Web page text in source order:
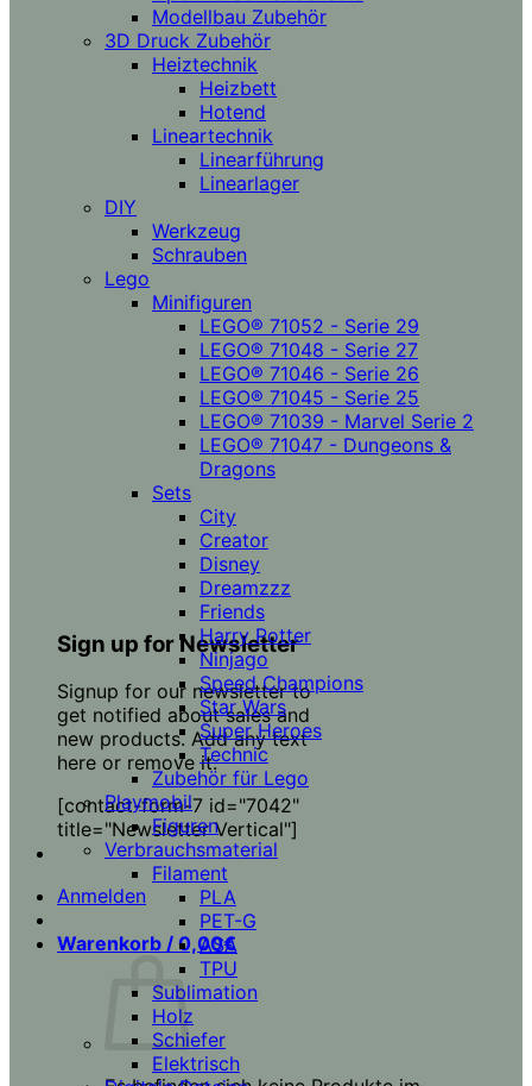
Sign up for Newsletter
Signup for our newsletter to
get notified about sales and
new products. Add any text
here or remove it.
[contact-form-7 id="7042"
title="Newsletter Vertical"]
Anmelden
Warenkorb / 0,00€
Modellbau Zubehör
3D Druck Zubehör
Heiztechnik
Heizbett
Hotend
Lineartechnik
Linearführung
Linearlager
DIY
Werkzeug
Schrauben
Lego
Minifiguren
LEGO® 71052 - Serie 29
LEGO® 71048 - Serie 27
LEGO® 71046 - Serie 26
LEGO® 71045 - Serie 25
LEGO® 71039 - Marvel Serie 2
LEGO® 71047 - Dungeons &
Dragons
Sets
City
Creator
Disney
Dreamzzz
Friends
Harry Potter
Ninjago
Speed Champions
Star Wars
Super Heroes
Technic
Zubehör für Lego
Playmobil
Figuren
Verbrauchsmaterial
Filament
PLA
PET-G
ASA
TPU
Sublimation
Holz
Schiefer
Elektrisch